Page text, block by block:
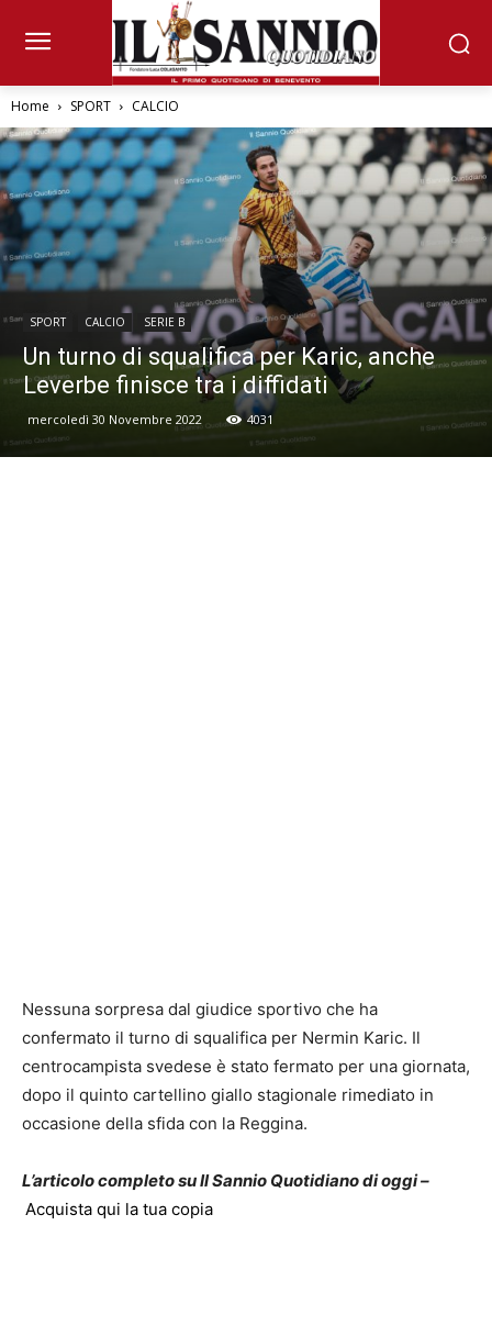
Home SPORT CALCIO
SPORT CALCIO SERIE B
Un turno di squalifica per Karic, anche
Leverbe finisce tra i diffidati
mercoledì 30 Novembre 2022 4031
Nessuna sorpresa dal giudice sportivo che ha
confermato il turno di squalifica per Nermin Karic. Il
centrocampista svedese è stato fermato per una giornata,
dopo il quinto cartellino giallo stagionale rimediato in
occasione della sfida con la Reggina.
L’articolo completo su Il Sannio Quotidiano di oggi –
Acquista qui la tua copia